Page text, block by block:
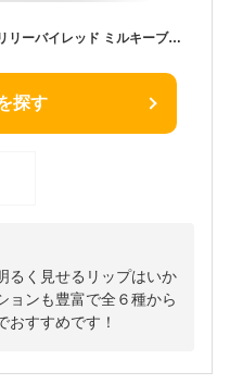
【NEW/公式 / 国内発送 】lilybyred リリーバイレッド ミルキーブラーフォンデュバー Milky Blur Fondue Bar 全6種 ティント リップ チーク リップスティック ブルべ イエベ かわいい 落ちにくい ピンク コーラル ブラウン レッド 赤 紫
探す
るく見せるリップはいか
ョンも豊富で全６種から
おすすめです！